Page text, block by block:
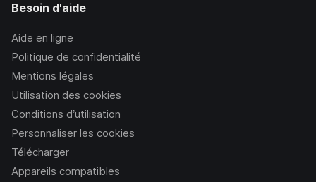
Besoin d'aide
Aide en ligne
Politique de confidentialité
Mentions légales
Utilisation des cookies
Conditions d’utilisation
Personnaliser les cookies
Télécharger
Appareils compatibles